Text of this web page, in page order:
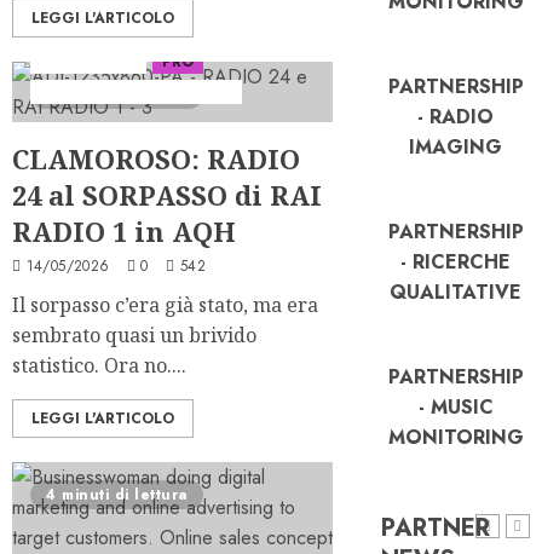
LEGGI L'ARTICOLO
PRO
CLAMOROSO: RADIO
24 al SORPASSO di RAI
RADIO 1 in AQH
14/05/2026 0 542
Il sorpasso c’era già stato, ma era
sembrato quasi un brivido
statistico. Ora no....
LEGGI L'ARTICOLO
4 minuti di lettura
PARTNERSHIP
- RADIO
IMAGING
PARTNERSHIP
- RICERCHE
QUALITATIVE
PARTNERSHIP
- MUSIC
MONITORING
PARTNER
FREE